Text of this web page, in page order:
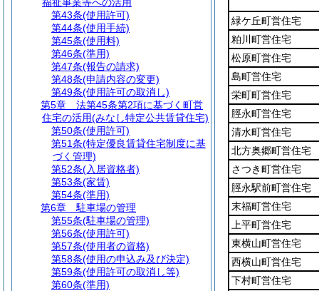
緑ケ丘町営住宅
粕川町営住宅
松原町営住宅
島町営住宅
栄町町営住宅
脛永町営住宅
清水町営住宅
北方奥郷町営住宅
さつき町営住宅
脛永駅前町営住宅
末福町営住宅
上平町営住宅
東横山町営住宅
西横山町営住宅
下村町営住宅
第43条(使用許可)
第44条(使用手続)
第45条(使用料)
第46条(準用)
第47条(報告の請求)
第48条(申請内容の変更)
第49条(使用許可の取消し)
第5章
法第45条第2項に基づく町営
住宅の活用(みなし特定公共賃貸住宅)
第50条(使用許可)
第51条(特定優良賃貸住宅制度に基
づく管理)
第52条(入居資格者)
第53条(家賃)
第54条(準用)
第6章
駐車場の管理
第55条(駐車場の管理)
第56条(使用許可)
第57条(使用者の資格)
第58条(使用の申込み及び決定)
第59条(使用許可の取消し等)
第60条(準用)